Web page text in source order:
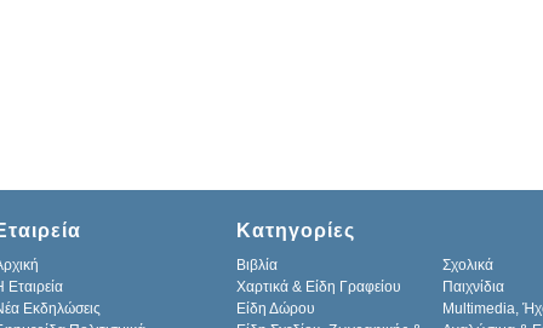
Εταιρεία
Εκδηλώσεις
Κατηγορίες
Βιβλία
Σχολικά
Χαρτικά & Είδη Γραφείου
Παιχνίδια
Είδη Δώρου
Multimedia,